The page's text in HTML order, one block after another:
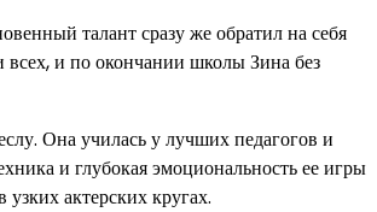
талант сразу же обратил на себя
всех, и по окончании школы Зина без
Она училась у лучших педагогов и
и глубокая эмоциональность ее игры
актерских кругах.